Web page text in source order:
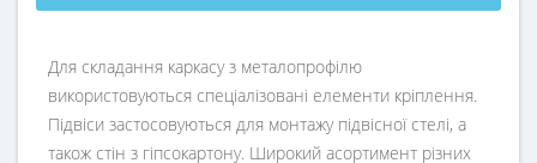
Для складання каркасу з металопрофілю
використовуються спеціалізовані елементи кріплення.
Підвіси застосовуються для монтажу підвісної стелі, а
також стін з гіпсокартону. Широкий асортимент різних